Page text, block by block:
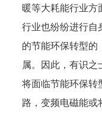
暖等大耗能行业方
行业也纷纷进行自
的节能环保转型的
属。因此，有识之
将面临节能环保转
路，变频电磁能或